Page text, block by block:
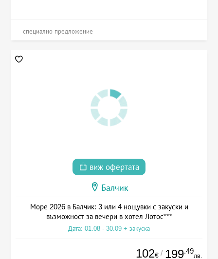
специално предложение
виж офертата
Балчик
Море 2026 в Балчик: 3 или 4 нощувки с закуски и
възможност за вечери в хотел Лотос***
Дата: 01.08 - 30.09 + закуска
102€ / 199.49
лв.